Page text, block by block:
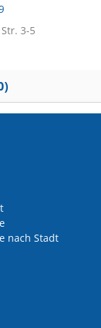
3-5
)
nach Stadt